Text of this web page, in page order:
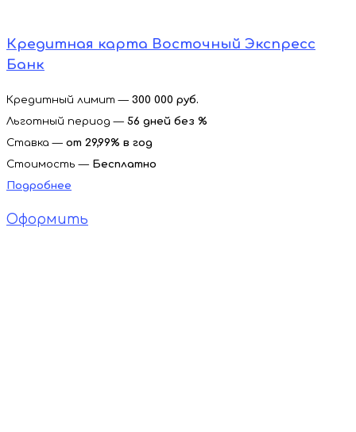
Кредитная карта Восточный Экспресс
Банк
Кредитный лимит — 300 000 руб.
Льготный период — 56 дней без %
Ставка — от 29,99% в год
Стоимость — Бесплатно
Подробнее
Оформить